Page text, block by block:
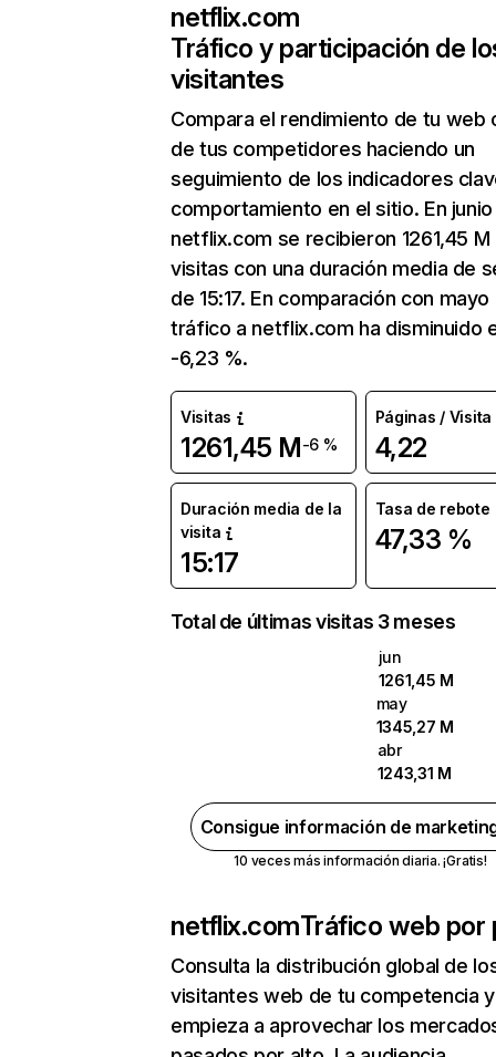
netflix.com
Tráfico y participación de
visitantes
Compara el rendimiento de tu web
de tus competidores haciendo un
seguimiento de los indicadores
comportamiento en el sitio. En junio
netflix.com se recibieron 1261,45 M
visitas con una duración media de
de 15:17. En comparación con mayo
tráfico a netflix.com ha disminuido
-6,23 %.
Visitas
1261,45 M-6 %
Páginas / Visita
4,22
Duración media de la
visita
15:17
Tasa de rebote
47,33 %
Total de últimas visitas 3 meses
jun
1261,45 M
may
1345,27 M
abr
1243,31 M
Consigue información de
10 veces más información diaria. ¡Gratis!
netflix.comTráfico web por
Consulta la distribución global de
visitantes web de tu competencia y
empieza a aprovechar los